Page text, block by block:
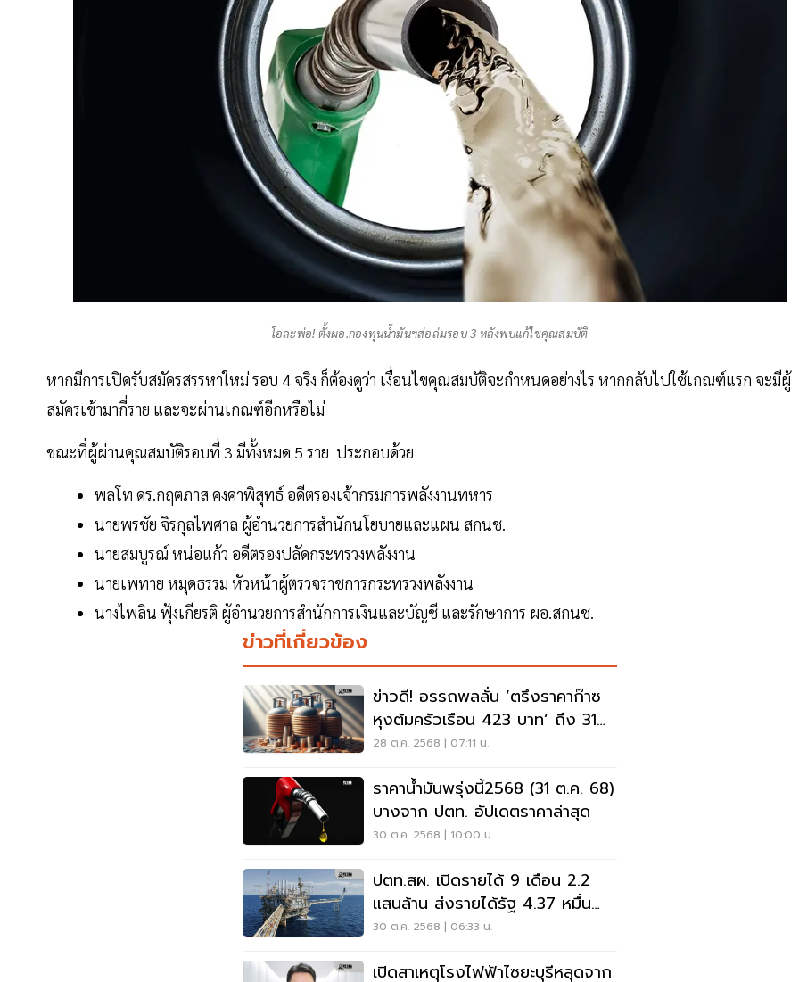
โอละพ่อ! ตั้งผอ.กองทุนน้ำมันฯส่อล่มรอบ 3 หลังพบแก้ไขคุณสมบัติ
หากมีการเปิดรับสมัครสรรหาใหม่ รอบ 4 จริง ก็ต้องดูว่า เงื่อนไขคุณสมบัติจะกำหนดอย่างไร หากกลับไปใช้เกณฑ์แรก จะมีผู้
สมัครเข้ามากี่ราย และจะผ่านเกณฑ์อีกหรือไม่
ขณะที่ผู้ผ่านคุณสมบัติรอบที่ 3 มีทั้งหมด 5 ราย ประกอบด้วย
พลโท ดร.กฤตภาส คงคาพิสุทธ์ อดีตรองเจ้ากรมการพลังงานทหาร
นายพรชัย จิรกุลไพศาล ผู้อำนวยการสำนักนโยบายและแผน สกนช.
นายสมบูรณ์ หน่อแก้ว อดีตรองปลัดกระทรวงพลังงาน
นายเพทาย หมุดธรรม หัวหน้าผู้ตรวจราชการกระทรวงพลังงาน
นางไพลิน ฟุ้งเกียรติ ผู้อำนวยการสำนักการเงินและบัญชี และรักษาการ ผอ.สกนช.
ข่าวที่เกี่ยวข้อง
ข่าวดี! อรรถพลลั่น ’ตรึงราคาก๊าซ
หุงต้มครัวเรือน 423 บาท’ ถึง 31
ม.ค. 69
28 ต.ค. 2568 | 07:11 น.
ราคาน้ำมันพรุ่งนี้2568 (31 ต.ค. 68)
บางจาก ปตท. อัปเดตราคาล่าสุด
30 ต.ค. 2568 | 10:00 น.
ปตท.สผ. เปิดรายได้ 9 เดือน 2.2
แสนล้าน ส่งรายได้รัฐ 4.37 หมื่น
ล้าน
30 ต.ค. 2568 | 06:33 น.
เปิดสาเหตุโรงไฟฟ้าไซยะบุรีหลุดจาก